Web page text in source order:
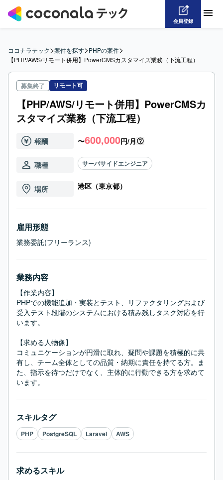
会員登録
ココナラテック>案件を探す>PHPの案件>
【PHP/AWS/リモート併用】PowerCMSカスタマイズ業務（下流工程）
募集終了 リモート可
【PHP/AWS/リモート併用】PowerCMSカ
スタマイズ業務（下流工程）
報酬 〜600,000円/月
職種 サーバサイドエンジニア
場所 港区（東京都）
雇用形態
業務委託(フリーランス)
業務内容
【作業内容】
PHPでの機能追加・実装とテスト、リファクタリングおよび
受入テスト段階のシステムにおける積み残しタスク対応を行
います。
【求める人物像】
コミュニケーションが円滑に取れ、疑問や課題を積極的に共
有し、チーム全体としての品質・納期に責任を持てる方。ま
た、指示を待つだけでなく、主体的に行動できる方を求めて
います。
スキルタグ
PHP PostgreSQL Laravel AWS
求めるスキル